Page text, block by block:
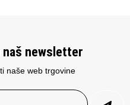
newsletter
naše web trgovine